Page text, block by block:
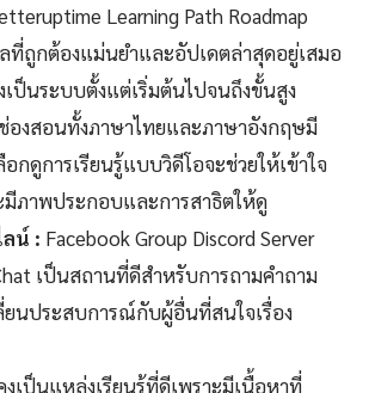
Learning Path Roadmap
ที่ถูกต้องแม่นยำและอัปเดตล่าสุดอยู่เสมอ
เป็นระบบตั้งแต่เริ่มต้นไปจนถึงขั้นสูง
องสอนทั้งภาษาไทยและภาษาอังกฤษมี
กดูการเรียนรู้แบบวิดีโอจะช่วยให้เข้าใจ
มีภาพประกอบและการสาธิตให้ดู
น์ : Facebook Group Discord Server
เป็นสถานที่ดีสำหรับการถามคำถาม
นประสบการณ์กับผู้อื่นที่สนใจเรื่อง
งเป็นแหล่งเรียนรู้ที่ดีเพราะมีเนื้อหาที่